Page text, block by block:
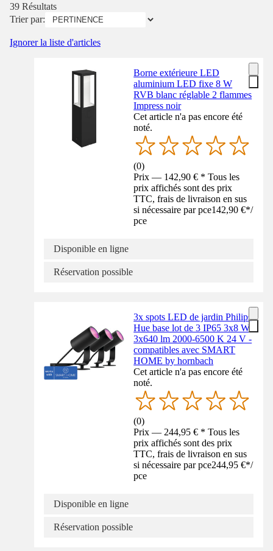
39 Résultats
Trier par:
Ignorer la liste d'articles
Borne extérieure LED
aluminium LED fixe 8 W
RVB blanc réglable 2 flammes
Impress noir
Cet article n'a pas encore été
noté.
(0)
Prix — 142,90 € * Tous les
prix affichés sont des prix
TTC, frais de livraison en sus
si nécessaire par pce142,90 €*/
pce
Disponible en ligne
Réservation possible
3x spots LED de jardin Philips
Hue base lot de 3 IP65 3x8 W
3x640 lm 2000-6500 K 24 V -
compatibles avec SMART
HOME by hornbach
Cet article n'a pas encore été
noté.
(0)
Prix — 244,95 € * Tous les
prix affichés sont des prix
TTC, frais de livraison en sus
si nécessaire par pce244,95 €*/
pce
Disponible en ligne
Réservation possible